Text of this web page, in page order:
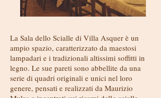
La Sala dello Scialle di Villa Asquer è un
ampio spazio, caratterizzato da maestosi
lampadari e i tradizionali altissimi soffitti in
legno. Le sue pareti sono abbellite da una
serie di quadri originali e unici nel loro
genere, pensati e realizzati da Maurizio